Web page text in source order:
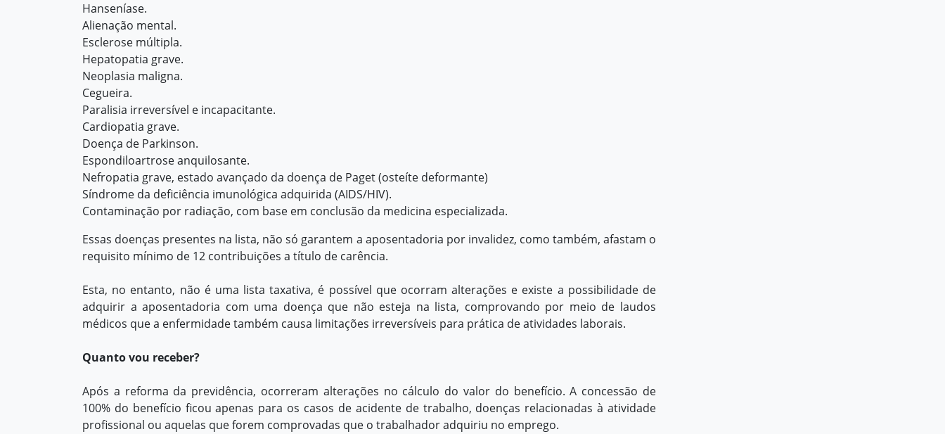
Hanseníase.
Alienação mental.
Esclerose múltipla.
Hepatopatia grave.
Neoplasia maligna.
Cegueira.
Paralisia irreversível e incapacitante.
Cardiopatia grave.
Doença de Parkinson.
Espondiloartrose anquilosante.
Nefropatia grave, estado avançado da doença de Paget (osteíte deformante)
Síndrome da deficiência imunológica adquirida (AIDS/HIV).
Contaminação por radiação, com base em conclusão da medicina especializada.
Essas doenças presentes na lista, não só garantem a aposentadoria por invalidez, como também, afastam o
requisito mínimo de 12 contribuições a título de carência.
Esta, no entanto, não é uma lista taxativa, é possível que ocorram alterações e existe a possibilidade de
adquirir a aposentadoria com uma doença que não esteja na lista, comprovando por meio de laudos
médicos que a enfermidade também causa limitações irreversíveis para prática de atividades laborais.
Quanto vou receber?
Após a reforma da previdência, ocorreram alterações no cálculo do valor do benefício. A concessão de
100% do benefício ficou apenas para os casos de acidente de trabalho, doenças relacionadas à atividade
profissional ou aquelas que forem comprovadas que o trabalhador adquiriu no emprego.